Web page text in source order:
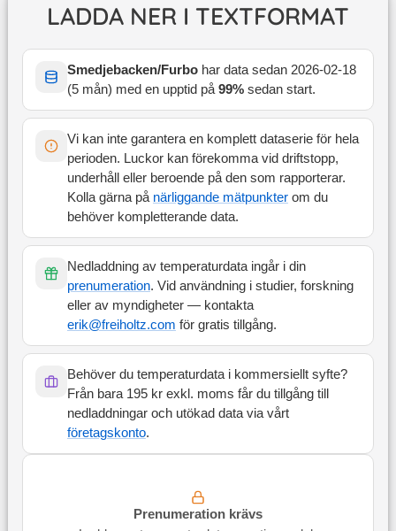
LADDA NER I TEXTFORMAT
Smedjebacken/Furbohar data sedan 2026-02-18
(5 mån) med en upptid på99% sedan start.
Vi kan inte garantera en komplett dataserie för hela
perioden. Luckor kan förekomma vid driftstopp,
underhåll eller beroende på den som rapporterar.
Kolla gärna på närliggande mätpunkterom du
behöver kompletterande data.
Nedladdning av temperaturdata ingår i din
prenumeration. Vid användning i studier, forskning
eller av myndigheter — kontakta
erik@freiholtz.com för gratis tillgång.
Behöver du temperaturdata i kommersiellt syfte?
Från bara 195 kr exkl. moms får du tillgång till
nedladdningar och utökad data via vårt
företagskonto.
Prenumeration krävs